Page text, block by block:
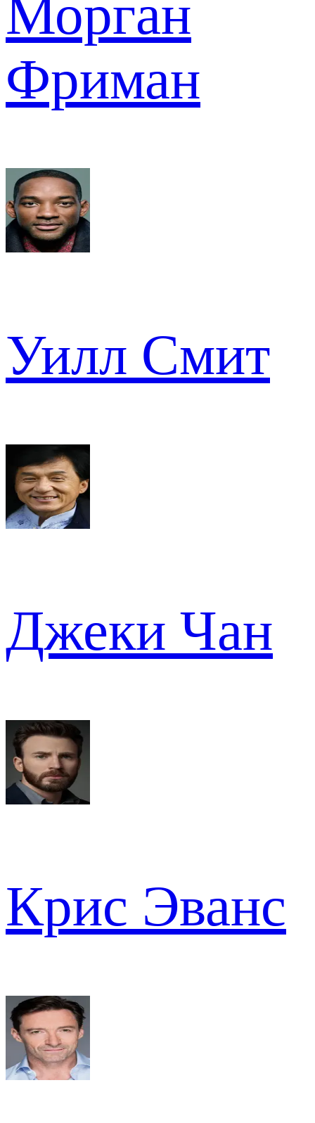
Морган
Фриман
Уилл Смит
Джеки Чан
Крис Эванс